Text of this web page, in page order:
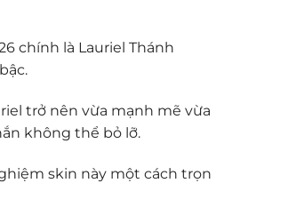
chính là Lauriel Thánh
trở nên vừa mạnh mẽ vừa
không thể bỏ lỡ.
skin này một cách trọn